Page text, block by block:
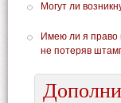
Могут ли
Имею ли я право
не потеряв